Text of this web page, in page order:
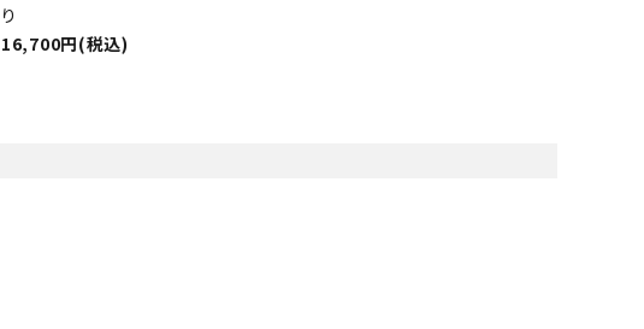
り
16,700円(税込)